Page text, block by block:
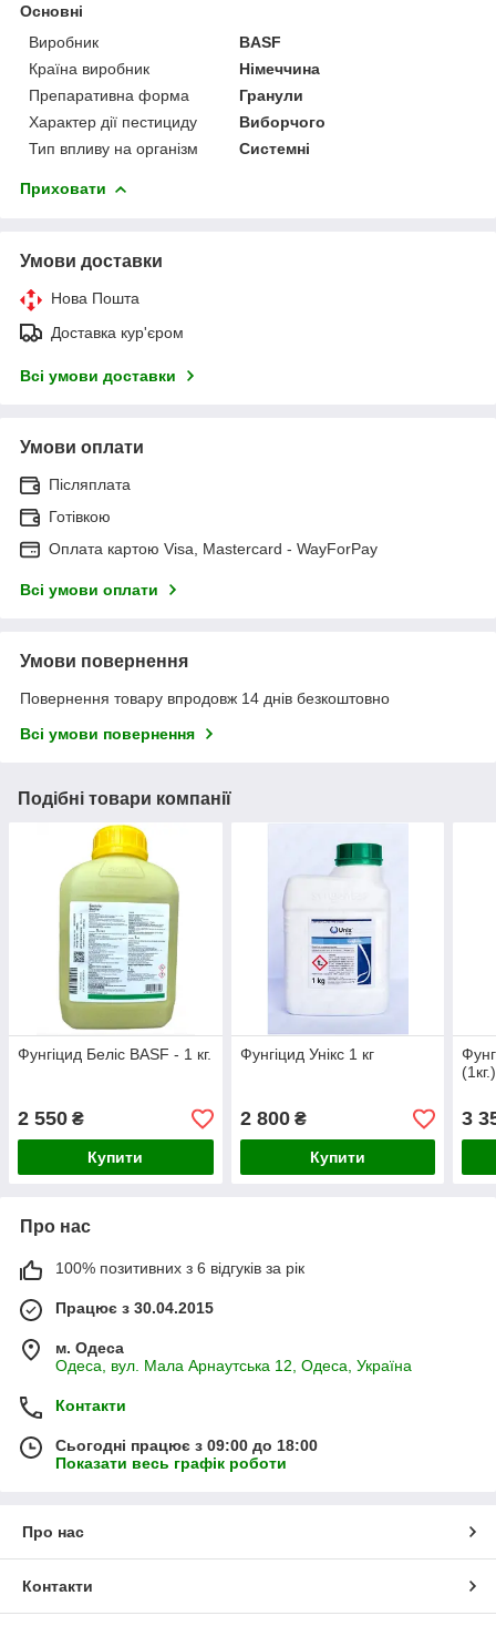
Основні
Виробник
BASF
Країна виробник
Німеччина
Препаративна форма
Гранули
Характер дії пестициду
Виборчого
Тип впливу на організм
Системні
Приховати
Умови доставки
Нова Пошта
Доставка кур'єром
Всі умови доставки
Умови оплати
Післяплата
Готівкою
Оплата картою Visa, Mastercard - WayForPay
Всі умови оплати
Умови повернення
Повернення товару впродовж 14 днів безкоштовно
Всі умови повернення
Подібні товари компанії
Фунгіцид Беліс BASF - 1 кг.
2 550 ₴
Купити
Фунгіцид Унікс 1 кг
2 800₴
Купити
(1кг.)
3
Про нас
100% позитивних з 6 відгуків за рік
Працює з 30.04.2015
м. Одеса
Одеса, вул. Мала Арнаутська 12, Одеса, Україна
Контакти
Сьогодні працює з 09:00 до 18:00
Показати весь графік роботи
Про нас
Контакти